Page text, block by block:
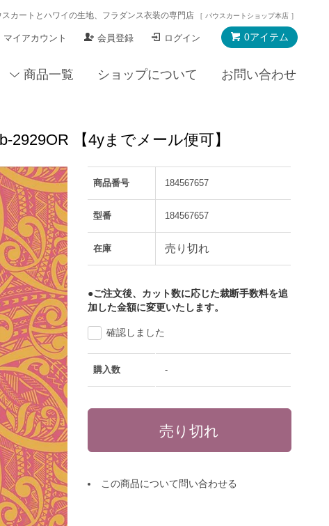
スカートとハワイの生地、フラダンス衣装の専門店 ［ パウスカートショップ本店 ］
0アイテム
マイアカウント 会員登録 ログイン
商品一覧 ショップについて お問い合わせ
【4yまでメール便可】
商品番号 184567657
型番 184567657
在庫 売り切れ
●ご注文後、カット数に応じた裁断手数料を追
加した金額に変更いたします。
確認しました
購入数 -
この商品について問い合わせる